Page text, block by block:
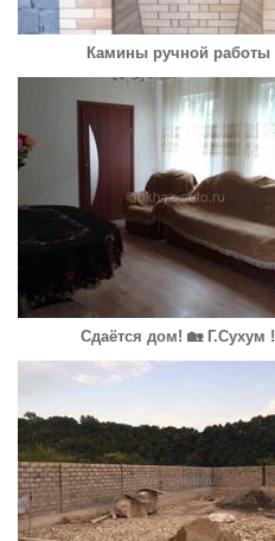
Камины ручной работы
Сдаётся дом! 🏡 Г.Сухум !